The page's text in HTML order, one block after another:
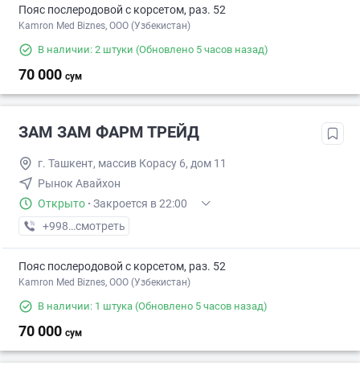
Пояс послеродовой с корсетом, раз. 52
Kamron Med Biznes, ООО (Узбекистан)
В наличии: 2 штуки (Обновлено 5 часов назад)
70 000 сум
ЗАМ ЗАМ ФАРМ ТРЕЙД
г. Ташкент, массив Корасу 6, дом 11
Рынок Авайхон
Открыто · Закроется в 22:00
+998 (97) XXX-XX-XX
смотреть
Пояс послеродовой с корсетом, раз. 52
Kamron Med Biznes, ООО (Узбекистан)
В наличии: 1 штука (Обновлено 5 часов назад)
70 000 сум